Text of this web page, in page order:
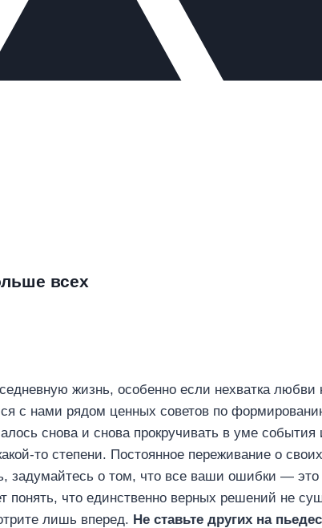
всех
жизнь, особенно если нехватка
с нами рядом ценных советов по
снова и снова прокручивать в уме
то степени. Постоянное переживание о
задумайтесь о том, что все ваши ошибки —
что единственно верных решений не
лишь вперед. Не ставьте других на